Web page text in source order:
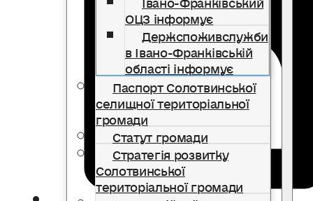
ОЦЗ інформує
Держспоживслужби
в Івано-Франківській
області інформує
Паспорт Солотвинської
селищної територіальної
громади
Статут громади
Стратегія розвитку
Солотвинської
територіальної громади